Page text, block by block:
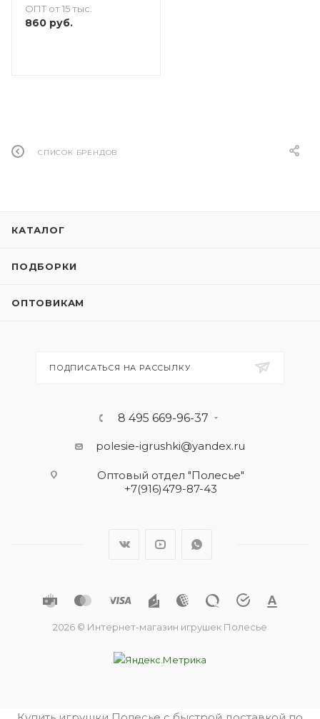
ОПТ от 15 тыс.
860 руб.
СПИСОК БРЕНДОВ
КАТАЛОГ
ПОДБОРКИ
ОПТОВИКАМ
ПОДПИСАТЬСЯ НА РАССЫЛКУ
8 495 669-96-37
polesie-igrushki@yandex.ru
Оптовый отдел "Полесье"
+7(916)479-87-43
2026 © Интернет-магазин игрушек Полесье